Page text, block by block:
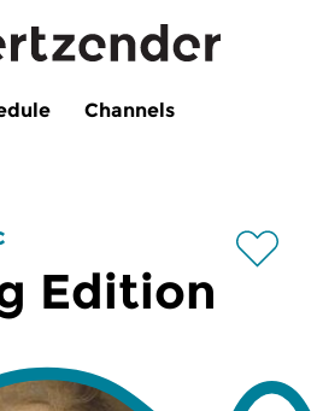
Channels
Edition